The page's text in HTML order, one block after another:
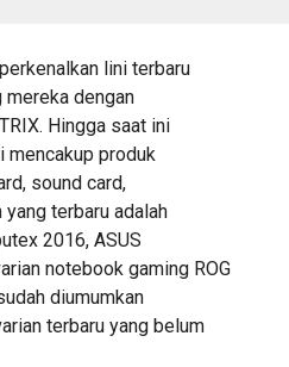
lini terbaru
dengan
Hingga saat ini
mencakup produk
sound card,
terbaru adalah
2016, ASUS
notebook gaming ROG
diumumkan
terbaru yang belum